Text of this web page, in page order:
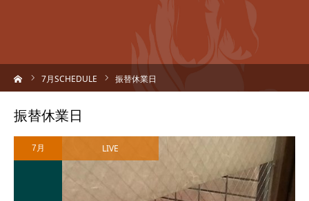
7月SCHEDULE 振替休業日
振替休業日
7月 LIVE